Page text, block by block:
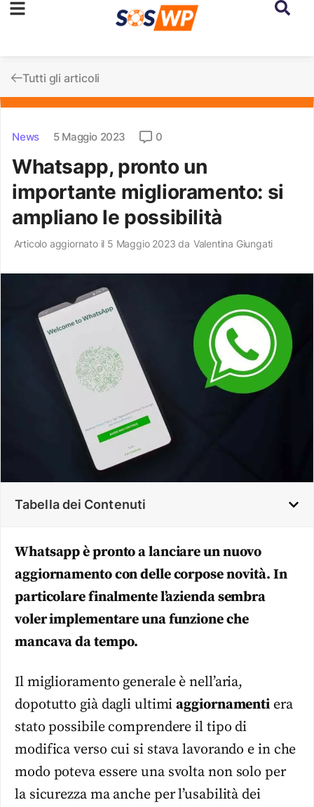
Tutti gli articoli
News 5 Maggio 2023 0
Whatsapp, pronto un
importante miglioramento: si
ampliano le possibilità
Articolo aggiornato il 5 Maggio 2023 da Valentina Giungati
Tabella dei Contenuti
Whatsapp è pronto a lanciare un nuovo
aggiornamento con delle corpose novità. In
particolare finalmente l’azienda sembra
voler implementare una funzione che
mancava da tempo.
Il miglioramento generale è nell’aria,
dopotutto già dagli ultimiaggiornamenti era
stato possibile comprendere il tipo di
modifica verso cui si stava lavorando e in che
modo poteva essere una svolta non solo per
la sicurezza ma anche per l’usabilità dei